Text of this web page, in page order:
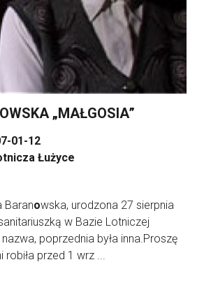
„MAŁGOSIA”
01-12
Łużyce
Baranowska, urodzona 27 sierpnia
w Bazie Lotniczej
poprzednia była inna.Proszę
przed 1 wrz ...